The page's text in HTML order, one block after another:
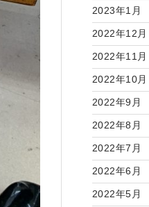
2023年1月
2022年12月
2022年11月
2022年10月
2022年9月
2022年8月
2022年7月
2022年6月
2022年5月